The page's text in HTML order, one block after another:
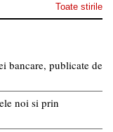
Toate stirile
bancare, publicate de
noi si prin